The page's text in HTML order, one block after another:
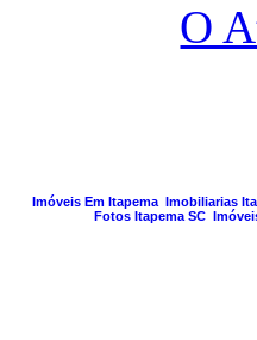
O
Imobiliarias
Imóveis Em Itapema
Fotos Itapema SC